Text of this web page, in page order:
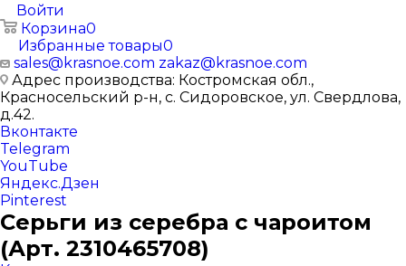
Войти
Корзина0
Избранные товары0
sales@krasnoe.com zakaz@krasnoe.com
Адрес производства: Костромская обл.,
Красносельский р-н, с. Сидоровское, ул. Свердлова,
д.42.
Вконтакте
Telegram
YouTube
Яндекс.Дзен
Pinterest
Серьги из серебра с чароитом
(Арт. 2310465708)